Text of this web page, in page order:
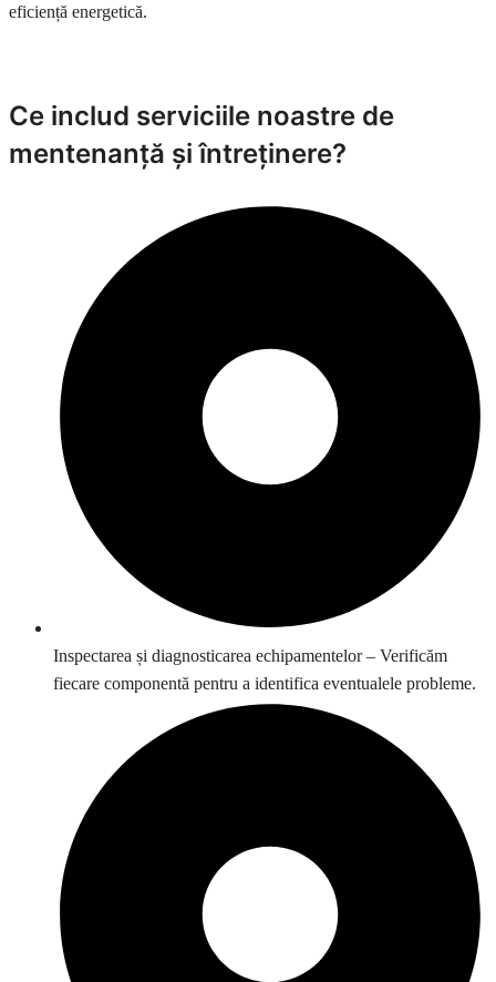
eficiență energetică.
Ce includ serviciile noastre de
mentenanță și întreținere?
Inspectarea și diagnosticarea echipamentelor – Verificăm
fiecare componentă pentru a identifica eventualele probleme.